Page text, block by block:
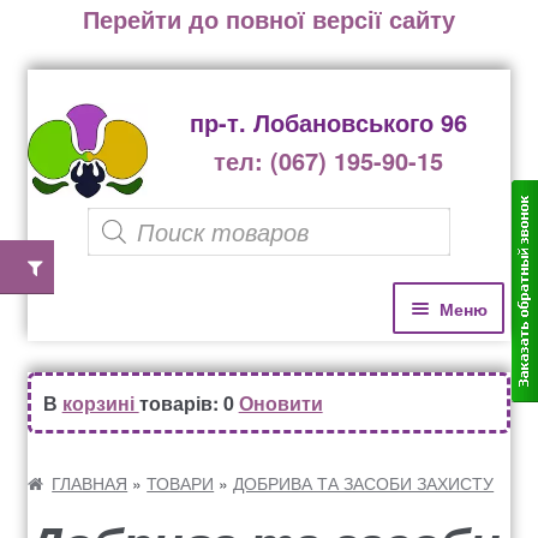
Перейти до повної версії сайту
пр-т. Лобановського 96
тел: (067) 195-90-15
P
r
u
c
s
е
р
е
й
и
е
р
е
й
и
Меню
В корзинітоварів: 0Оновити
ГЛАВНАЯ »ТОВАРИ »ДОБРИВА ТА ЗАСОБИ ЗАХИСТУ